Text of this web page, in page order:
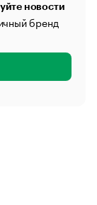
новости
бренд